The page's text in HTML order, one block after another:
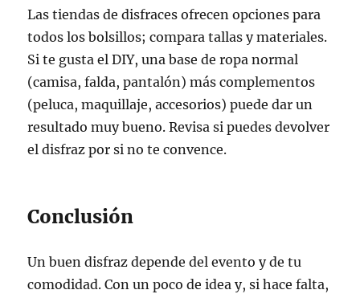
Las tiendas de disfraces ofrecen opciones para
todos los bolsillos; compara tallas y materiales.
Si te gusta el DIY, una base de ropa normal
(camisa, falda, pantalón) más complementos
(peluca, maquillaje, accesorios) puede dar un
resultado muy bueno. Revisa si puedes devolver
el disfraz por si no te convence.
Conclusión
Un buen disfraz depende del evento y de tu
comodidad. Con un poco de idea y, si hace falta,